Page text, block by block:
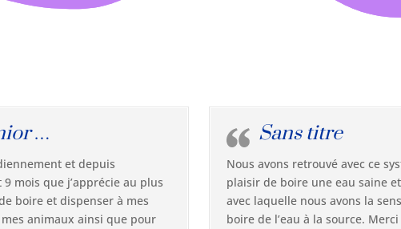
…
et depuis
mois que j’apprécie au plus
boire et dispenser à mes
animaux ainsi que pour
Sans titre
Nous avons retrouvé avec ce
plaisir de boire une eau saine
avec laquelle nous avons la
boire de l’eau à la source. Merci